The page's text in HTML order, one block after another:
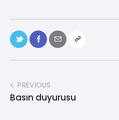
PREVIOUS
Basın duyurusu